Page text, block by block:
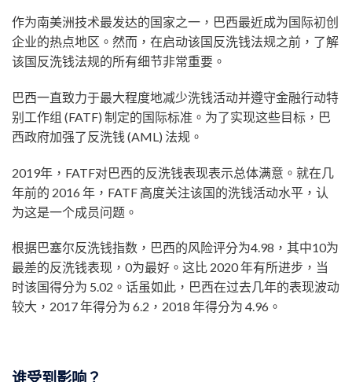
作为南美洲技术最发达的国家之一，巴西最近成为国际初创
企业的热点地区。然而，在启动该国反洗钱法规之前，了解
该国反洗钱法规的所有细节非常重要。
巴西一直致力于最大程度地减少洗钱活动并遵守金融行动特
别工作组 (FATF) 制定的国际标准。为了实现这些目标，巴
西政府加强了反洗钱 (AML) 法规。
2019年，FATF对巴西的反洗钱表现表示总体满意。就在几
年前的 2016 年，FATF 高度关注该国的洗钱活动水平，认
为这是一个成员问题。
根据巴塞尔反洗钱指数，巴西的风险评分为4.98，其中10为
最差的反洗钱表现，0为最好。这比 2020 年有所进步，当
时该国得分为 5.02。话虽如此，巴西在过去几年的表现波动
较大，2017 年得分为 6.2，2018 年得分为 4.96。
谁受到影响？